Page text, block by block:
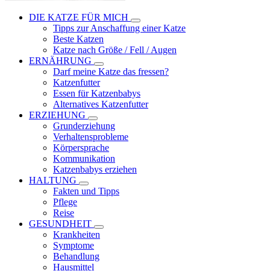
DIE KATZE FÜR MICH
Tipps zur Anschaffung einer Katze
Beste Katzen
Katze nach Größe / Fell / Augen
ERNÄHRUNG
Darf meine Katze das fressen?
Katzenfutter
Essen für Katzenbabys
Alternatives Katzenfutter
ERZIEHUNG
Grunderziehung
Verhaltensprobleme
Körpersprache
Kommunikation
Katzenbabys erziehen
HALTUNG
Fakten und Tipps
Pflege
Reise
GESUNDHEIT
Krankheiten
Symptome
Behandlung
Hausmittel